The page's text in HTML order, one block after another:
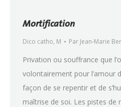
Mortification
Dico catho, M Par Jean-Marie
Privation ou souffrance que
volontairement pour l’amour
façon de se repentir et de
maîtrise de soi. Les pistes